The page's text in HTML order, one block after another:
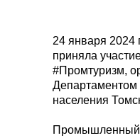
24 января 2024
приняла
#Промтуризм,
Департаментом
населения
Промышленный